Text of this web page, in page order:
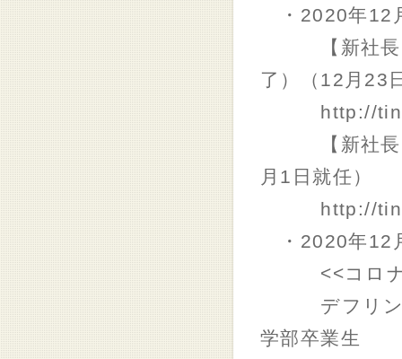
・2020年12
【新社長】
了）（12月23
http://
【新社長】
月1日就任）
http://
・2020年12
<<コロナ禍
デフリンピ
学部卒業生